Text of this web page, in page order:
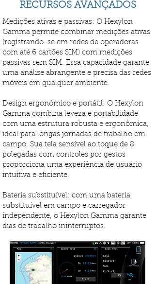
RECURSOS AVANÇADOS
Medições ativas e passivas: O Hexylon
Gamma permite combinar medições ativas
(registrando-se em redes de operadoras
com até 6 cartões SIM) com medições
passivas sem SIM. Essa capacidade garante
uma análise abrangente e precisa das redes
móveis em qualquer ambiente.
Design ergonômico e portátil: O Hexylon
Gamma combina leveza e portabilidade
com uma estrutura robusta e ergonômica,
ideal para longas jornadas de trabalho em
campo. Sua tela sensível ao toque de 8
polegadas com controles por gestos
proporciona uma experiência de usuário
intuitiva e eficiente.
Bateria substituível: com uma bateria
substituível em campo e carregador
independente, o Hexylon Gamma garante
dias de trabalho ininterruptos.